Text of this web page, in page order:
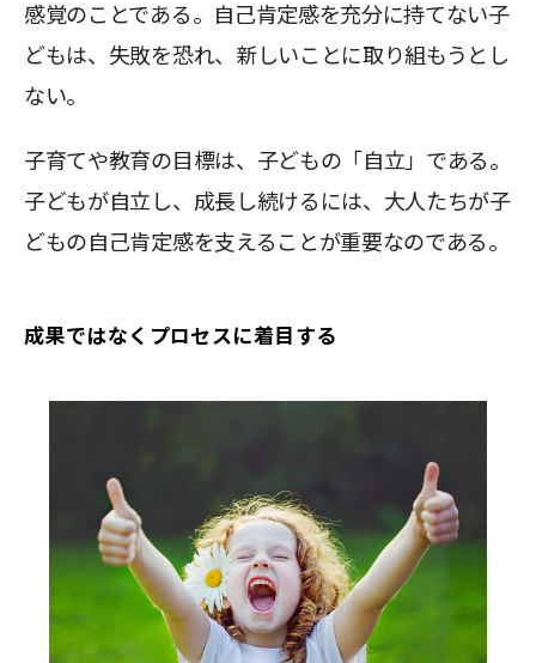
感覚のことである。自己肯定感を充分に持てない子
どもは、失敗を恐れ、新しいことに取り組もうとし
ない。
子育てや教育の目標は、子どもの「自立」である。
子どもが自立し、成長し続けるには、大人たちが子
どもの自己肯定感を支えることが重要なのである。
成果ではなくプロセスに着目する